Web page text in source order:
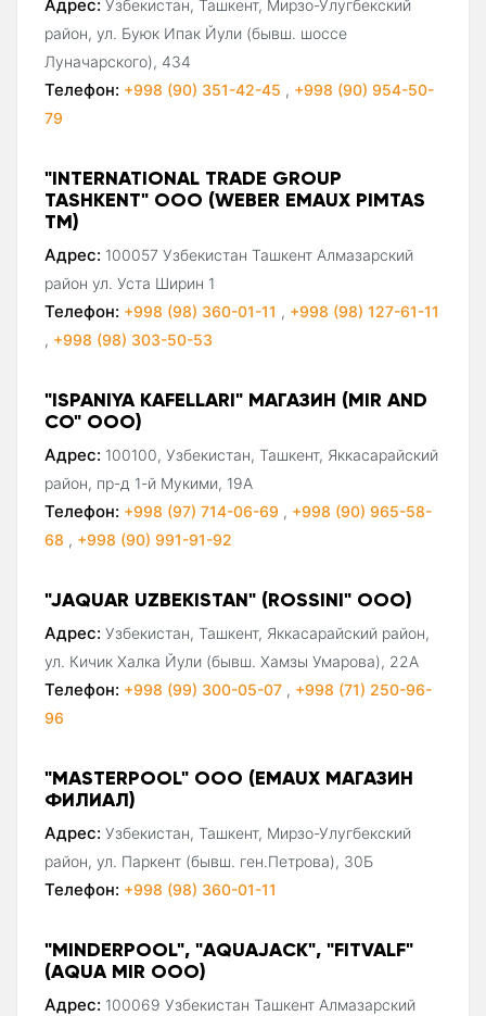
Адрес: Узбекистан, Ташкент, Мирзо-Улугбекский
район, ул. Буюк Ипак Йули (бывш. шоссе
Луначарского), 434
Телефон: +998 (90) 351-42-45 , +998 (90) 954-50-
79
"INTERNATIONAL TRADE GROUP
TASHKENT" ООО (WEBER EMAUX PIMTAS
ТМ)
Адрес: 100057 Узбекистан Ташкент Алмазарский
район ул. Уста Ширин 1
Телефон: +998 (98) 360-01-11 , +998 (98) 127-61-11
, +998 (98) 303-50-53
"ISPANIYA KAFELLARI" МАГАЗИН (MIR AND
CO" ООО)
Адрес: 100100, Узбекистан, Ташкент, Яккасарайский
район, пр-д 1-й Мукими, 19А
Телефон: +998 (97) 714-06-69 , +998 (90) 965-58-
68 , +998 (90) 991-91-92
"JAQUAR UZBEKISTAN" (ROSSINI" ООО)
Адрес: Узбекистан, Ташкент, Яккасарайский район,
ул. Кичик Халка Йули (бывш. Хамзы Умарова), 22А
Телефон: +998 (99) 300-05-07 , +998 (71) 250-96-
96
"MASTERPOOL" ООО (EMAUX МАГАЗИН
ФИЛИАЛ)
Адрес: Узбекистан, Ташкент, Мирзо-Улугбекский
район, ул. Паркент (бывш. ген.Петрова), 30Б
Телефон: +998 (98) 360-01-11
"MINDERPOOL", "AQUAJACK", "FITVALF"
(AQUA MIR ООО)
Адрес: 100069 Узбекистан Ташкент Алмазарский